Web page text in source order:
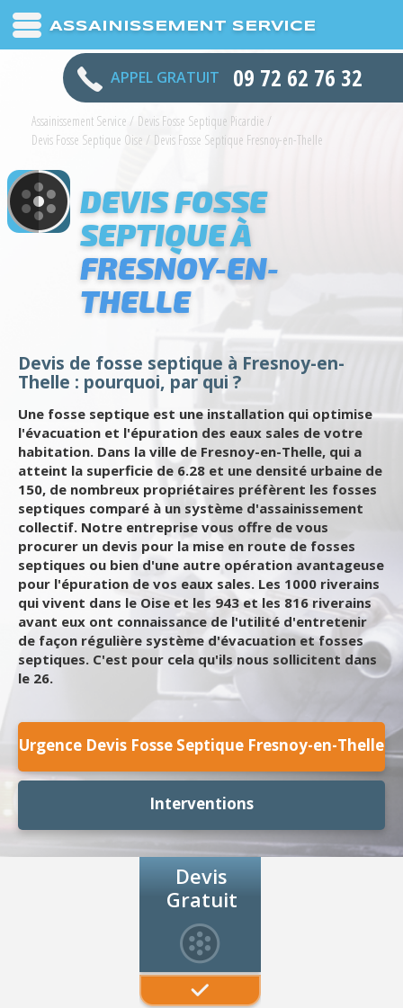
ASSAINISSEMENT SERVICE
APPEL GRATUIT 09 72 62 76 32
Assainissement Service / Devis Fosse Septique Picardie /
Devis Fosse Septique Oise / Devis Fosse Septique Fresnoy-en-Thelle
DEVIS FOSSE
SEPTIQUE À
FRESNOY-EN-
THELLE
Devis de fosse septique à Fresnoy-en-
Thelle : pourquoi, par qui ?
Une fosse septique est une installation qui optimise
l'évacuation et l'épuration des eaux sales de votre
habitation. Dans la ville de Fresnoy-en-Thelle, qui a
atteint la superficie de 6.28 et une densité urbaine de
150, de nombreux propriétaires préfèrent les fosses
septiques comparé à un système d'assainissement
collectif. Notre entreprise vous offre de vous
procurer un devis pour la mise en route de fosses
septiques ou bien d'une autre opération avantageuse
pour l'épuration de vos eaux sales. Les 1000 riverains
qui vivent dans le Oise et les 943 et les 816 riverains
avant eux ont connaissance de l'utilité d'entretenir
de façon régulière système d'évacuation et fosses
septiques. C'est pour cela qu'ils nous sollicitent dans
le 26.
Urgence Devis Fosse Septique Fresnoy-en-Thelle
Interventions
Devis
Gratuit